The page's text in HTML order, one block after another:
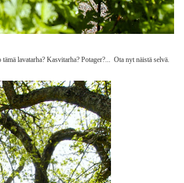
lavatarha? Kasvitarha? Potager?... Ota nyt näistä selvä.